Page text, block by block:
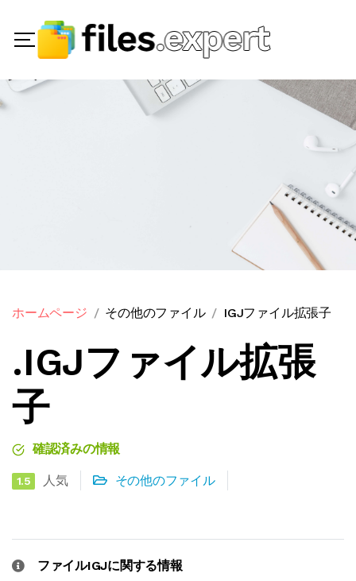
ホームページ その他のファイル IGJファイル拡張子
.IGJファイル拡張
子
確認済みの情報
1.5 人気 その他のファイル
ファイルIGJに関する情報